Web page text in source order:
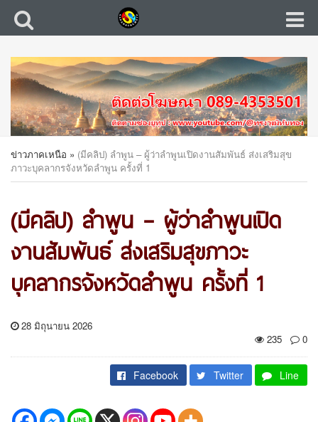
ข่าวภาคเหนือ » (มีคลิป) ลำพูน – ผู้ว่าลำพูนเปิดงานสัมพันธ์ ส่งเสริมสุข
ภาวะบุคลากรจังหวัดลำพูน ครั้งที่ 1
(มีคลิป) ลำพูน – ผู้ว่าลำพูนเปิด
งานสัมพันธ์ ส่งเสริมสุขภาวะ
บุคลากรจังหวัดลำพูน ครั้งที่ 1
28 มิถุนายน 2026
235
0
Facebook Twitter Line